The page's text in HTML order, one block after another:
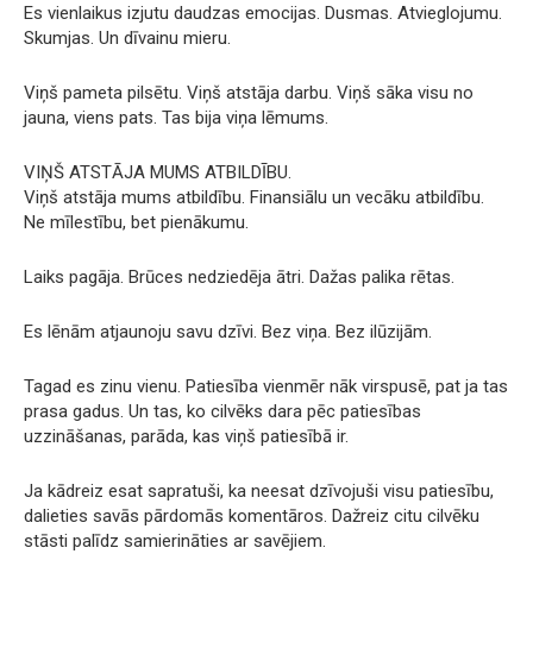
Es vienlaikus izjutu daudzas emocijas. Dusmas. Atvieglojumu.
Skumjas. Un dīvainu mieru.
Viņš pameta pilsētu. Viņš atstāja darbu. Viņš sāka visu no
jauna, viens pats. Tas bija viņa lēmums.
VIŅŠ ATSTĀJA MUMS ATBILDĪBU.
Viņš atstāja mums atbildību. Finansiālu un vecāku atbildību.
Ne mīlestību, bet pienākumu.
Laiks pagāja. Brūces nedziedēja ātri. Dažas palika rētas.
Es lēnām atjaunoju savu dzīvi. Bez viņa. Bez ilūzijām.
Tagad es zinu vienu. Patiesība vienmēr nāk virspusē, pat ja tas
prasa gadus. Un tas, ko cilvēks dara pēc patiesības
uzzināšanas, parāda, kas viņš patiesībā ir.
Ja kādreiz esat sapratuši, ka neesat dzīvojuši visu patiesību,
dalieties savās pārdomās komentāros. Dažreiz citu cilvēku
stāsti palīdz samierināties ar savējiem.